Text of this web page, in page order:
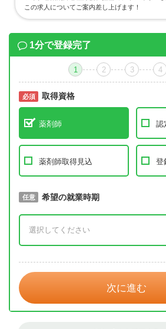
この求人についてご案内差し上げます！
1分で登録完了
1 2 3 4
必須 取得資格
薬剤師 認
薬剤師取得見込 登
必須 取得予定年
任意 希望の就業時期
次に進む